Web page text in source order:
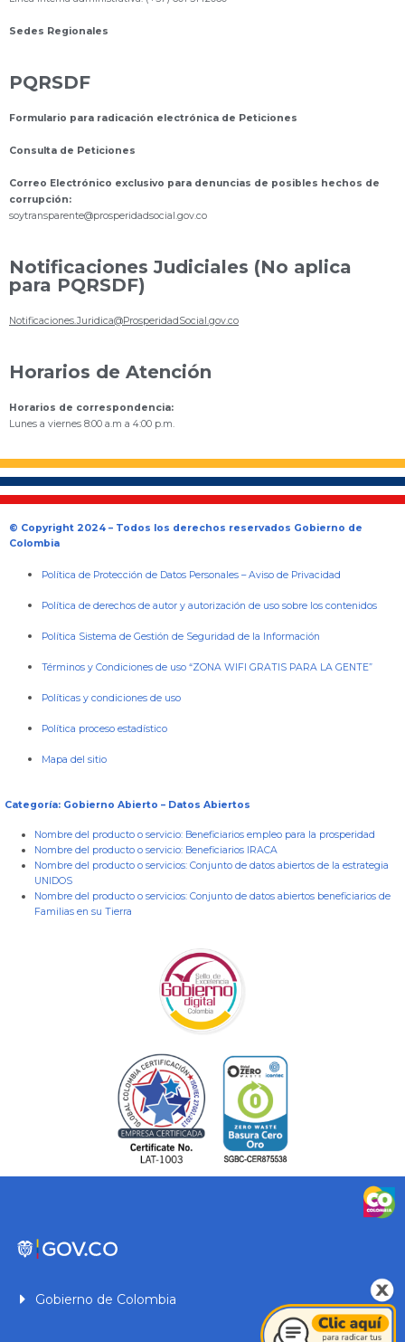
Sedes Regionales
PQRSDF
Formulario para radicación electrónica de Peticiones
Consulta de Peticiones
Correo Electrónico exclusivo para denuncias de posibles hechos de
corrupción:
soytransparente@prosperidadsocial.gov.co
Notificaciones Judiciales (No aplica
para PQRSDF)
Notificaciones.Juridica@ProsperidadSocial.gov.co
Horarios de Atención
Horarios de correspondencia:
Lunes a viernes 8:00 a.m a 4:00 p.m.
© Copyright 2024 – Todos los derechos reservados Gobierno de
Colombia
Política de Protección de Datos Personales –Aviso de Privacidad
Política de derechos de autor y autorización de uso sobre los contenidos
Política Sistema de Gestión de Seguridad de la Información
Términos y Condiciones de uso “ZONA WIFI GRATIS PARA LA GENTE”
Políticas y condiciones de uso
Política proceso estadístico
Mapa del sitio
Categoría: Gobierno Abierto – Datos Abiertos
Nombre del producto o servicio: Beneficiarios empleo para la prosperidad
Nombre del producto o servicio: Beneficiarios IRACA
Nombre del producto o servicios: Conjunto de datos abiertos de la estrategia
UNIDOS
Nombre del producto o servicios: Conjunto de datos abiertos beneficiarios de
Familias en su Tierra
Gobierno de Colombia